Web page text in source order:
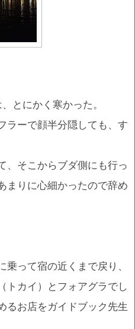
とにかく寒かった。
ラーで顔半分隠しても、す
、そこからブダ側にも行っ
まりに心細かったので辞め
って宿の近くまで戻り、
トカイ）とフォアグラでし
るお店をガイドブック先生